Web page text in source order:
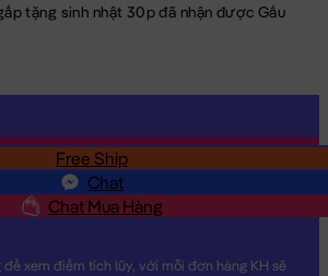
tặng sinh nhật 30p đã nhận được Gấu
Free Ship
Chat
Chat Mua Hàng
xem điểm tích lũy, với mỗi đơn hàng KH sẽ